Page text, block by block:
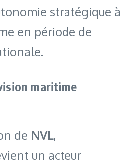
stratégique à
en période de
maritime
de NVL,
un acteur